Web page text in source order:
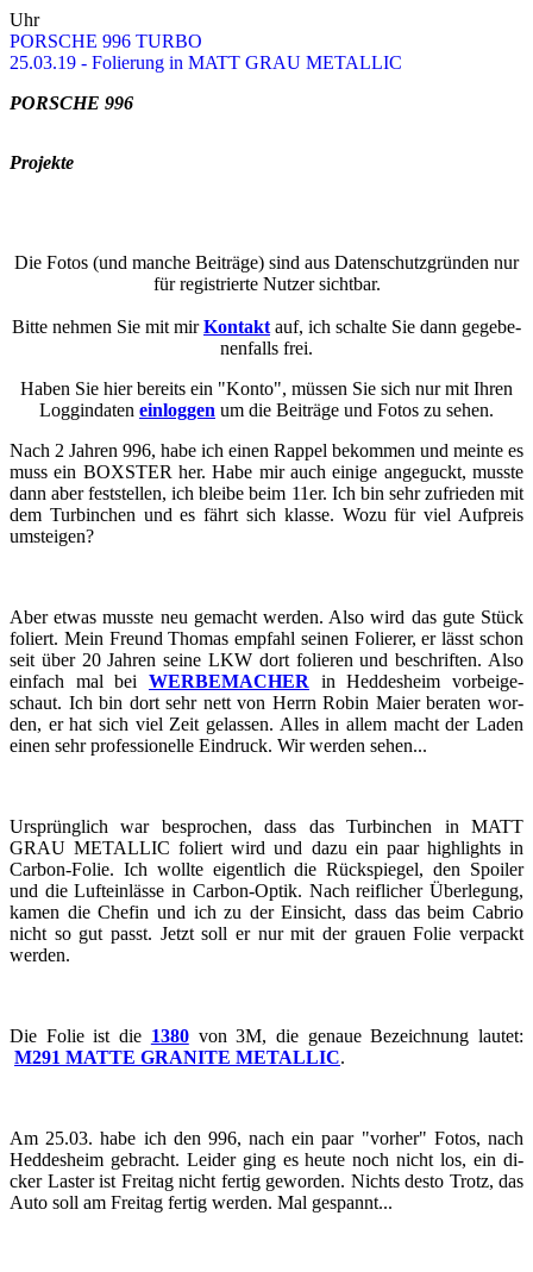
Uhr
POR­SCHE 996 TURBO
25.03.19 - Fo­lie­rung in MATT GRAU ME­TAL­LIC
POR­SCHE 996
Pro­jek­te
Die Fotos (und man­che Bei­trä­ge) sind aus Da­ten­schutz­grün­den nur
für re­gis­trier­te Nut­zer sicht­bar.
Bitte neh­men Sie mit mirKon­takt auf, ich schal­te Sie dann ge­ge­be­
nen­falls frei.
Haben Sie hier be­reits ein "Konto", müs­sen Sie sich nur mit Ihren
Loggin­da­ten ein­log­gen um die Bei­trä­ge und Fotos zu sehen.
Nach 2 Jah­ren 996, habe ich einen Rap­pel be­kom­men und mein­te es
muss ein BOXSTER her. Habe mir auch ei­ni­ge an­ge­guckt, muss­te
dann aber fest­stel­len, ich blei­be beim 11er. Ich bin sehr zu­frie­den mit
dem Tur­bin­chen und es fährt sich klas­se. Wozu für viel Auf­preis
um­stei­gen?
Aber etwas muss­te neu ge­macht wer­den. Also wird das gute Stück
fo­liert. Mein Freund Tho­mas emp­fahl sei­nen Fo­lie­rer, er lässt schon
seit über 20 Jah­ren seine LKW dort fo­lie­ren und be­schrif­ten. Also
ein­fach mal bei WER­BE­MA­CHER in Hed­des­heim vor­bei­ge­
schaut. Ich bin dort sehr nett von Herrn Robin Maier be­ra­ten wor­
den, er hat sich viel Zeit ge­las­sen. Alles in allem macht der Laden
einen sehr pro­fes­sio­nel­le Ein­druck. Wir wer­den sehen...
Ur­sprüng­lich war be­spro­chen, dass das Tur­bin­chen in MATT
GRAU ME­TAL­LIC fo­liert wird und dazu ein paar high­lights in
Carbon-​​​​​​​Folie. Ich woll­te ei­gent­lich die Rück­spie­gel, den Spoi­ler
und die Luft­ein­läs­se in Carbon-​​​​​​​Optik. Nach reif­li­cher Über­le­gung,
kamen die Che­fin und ich zu der Ein­sicht, dass das beim Ca­brio
nicht so gut passt. Jetzt soll er nur mit der grau­en Folie ver­packt
wer­den.
Die Folie ist die 1380von 3M, die ge­naue Be­zeich­nung lau­tet:
M291 MATTE GRA­NI­TE ME­TAL­LIC.
Am 25.03. habe ich den 996, nach ein paar "vor­her" Fotos, nach
Hed­des­heim ge­bracht. Lei­der ging es heute noch nicht los, ein di­
cker Las­ter ist Frei­tag nicht fer­tig ge­wor­den. Nichts desto Trotz, das
Auto soll am Frei­tag fer­tig wer­den. Mal ge­spannt...